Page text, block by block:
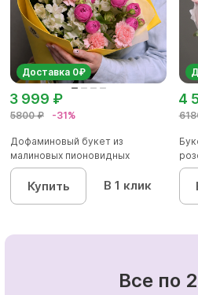
Доставка 0₽
5800 ₽ -31%
3 999 ₽
Дофаминовый букет из
малиновых пионовидных
кустовых роз...
Купить В 1 клик
4
Все по